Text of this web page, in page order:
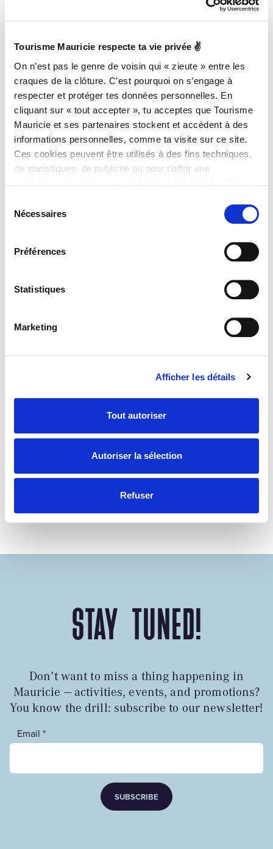
Tourisme Mauricie respecte ta vie privée ✌
On n’est pas le genre de voisin qui « zieute » entre les
craques de la clôture. C’est pourquoi on s’engage à
respecter et protéger tes données personnelles. En
cliquant sur « tout accepter », tu acceptes que Tourisme
Mauricie et ses partenaires stockent et accèdent à des
informations personnelles, comme ta visite sur ce site.
Ces cookies peuvent être utilisés à des fins techniques,
de statistiques, de publicité ou pour t’offrir une
de Politique de confidentialité.
Nécessaires
Préférences
Statistiques
Marketing
Afficher les détails
Tout autoriser
Autoriser la sélection
Refuser
EVENTS CALENDAR
Shows, festivals, sports and cultural activities,
family outings — check out what’s coming up in
Mauricie!
SEE ALL EVENTS
STAY TUNED!
Don’t want to miss a thing happening in
Mauricie — activities, events, and promotions?
You know the drill: subscribe to our newsletter!
Email *
SUBSCRIBE